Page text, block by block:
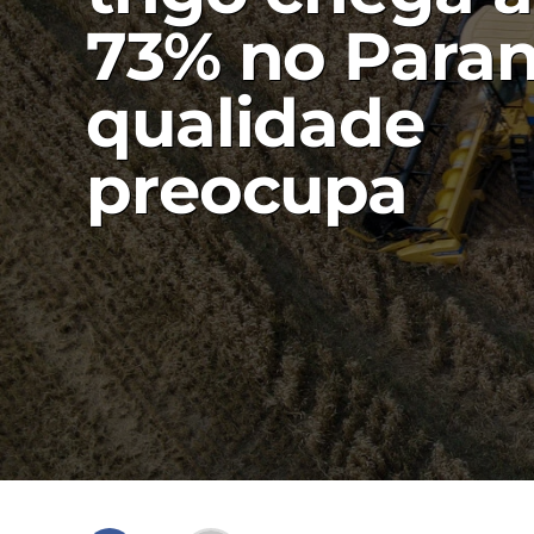
73% no
qualidade
preocupa